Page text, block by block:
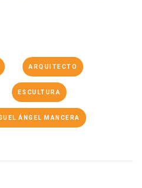
ARQUITECTO
ESCULTURA
ÁNGEL MANCERA